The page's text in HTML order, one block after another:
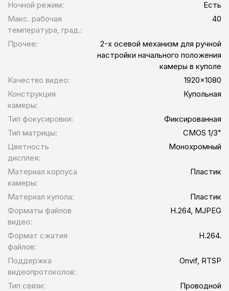
Ночной режим:
Есть
Макс. рабочая
температура, град.:
40
Прочее:
2-х осевой механизм для ручной
настройки начального положения
камеры в куполе
Качество видео:
1920x1080
Конструкция
камеры:
Купольная
Тип фокусировки:
Фиксированная
Тип матрицы:
CMOS 1/3"
Цветность
дисплея:
Монохромный
Материал корпуса
камеры:
Пластик
Материал купола:
Пластик
Форматы файлов
видео:
H.264, MJPEG
Формат сжатия
файлов:
H.264.
Поддержка
видеопротоколов:
Onvif, RTSP
Тип связи:
Проводной